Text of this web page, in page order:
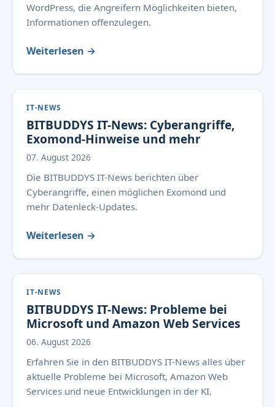
WordPress, die Angreifern Möglichkeiten bieten,
Informationen offenzulegen.
Weiterlesen →
IT-NEWS
BITBUDDYS IT-News: Cyberangriffe,
Exomond-Hinweise und mehr
07. August 2026
Die BITBUDDYS IT-News berichten über
Cyberangriffe, einen möglichen Exomond und
mehr Datenleck-Updates.
Weiterlesen →
IT-NEWS
BITBUDDYS IT-News: Probleme bei
Microsoft und Amazon Web Services
06. August 2026
Erfahren Sie in den BITBUDDYS IT-News alles über
aktuelle Probleme bei Microsoft, Amazon Web
Services und neue Entwicklungen in der KI.